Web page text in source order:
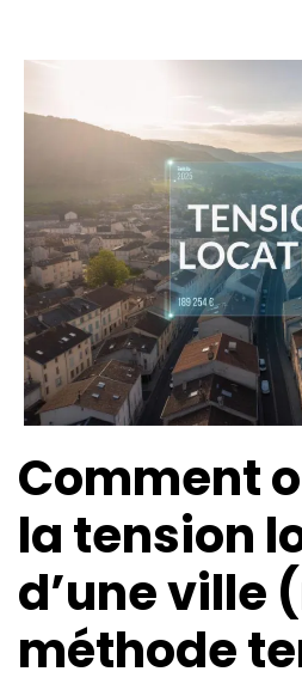
Comment
la tension
d’une ville
méthode